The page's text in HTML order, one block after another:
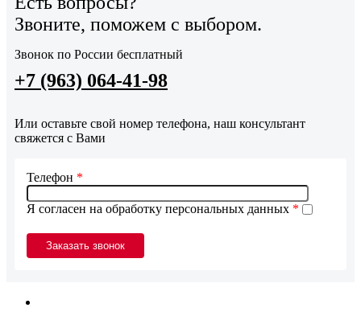
Звоните, поможем с выбором.
Звонок по России бесплатный
+7 (963) 064-41-98
Или оставьте свой номер телефона, наш консультант
свяжется с Вами
Я согласен на обработку персональных данных *
Телефон *